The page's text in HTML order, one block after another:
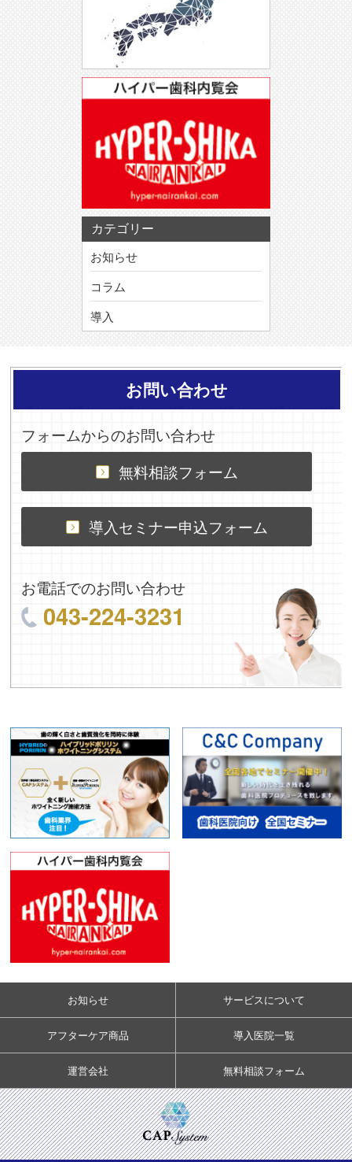
カテゴリー
お知らせ
コラム
導入
お問い合わせ
フォームからのお問い合わせ
無料相談フォーム
導入セミナー申込フォーム
お電話でのお問い合わせ
043-224-3231
お知らせ サービスについて
アフターケア商品 導入医院一覧
運営会社 無料相談フォーム